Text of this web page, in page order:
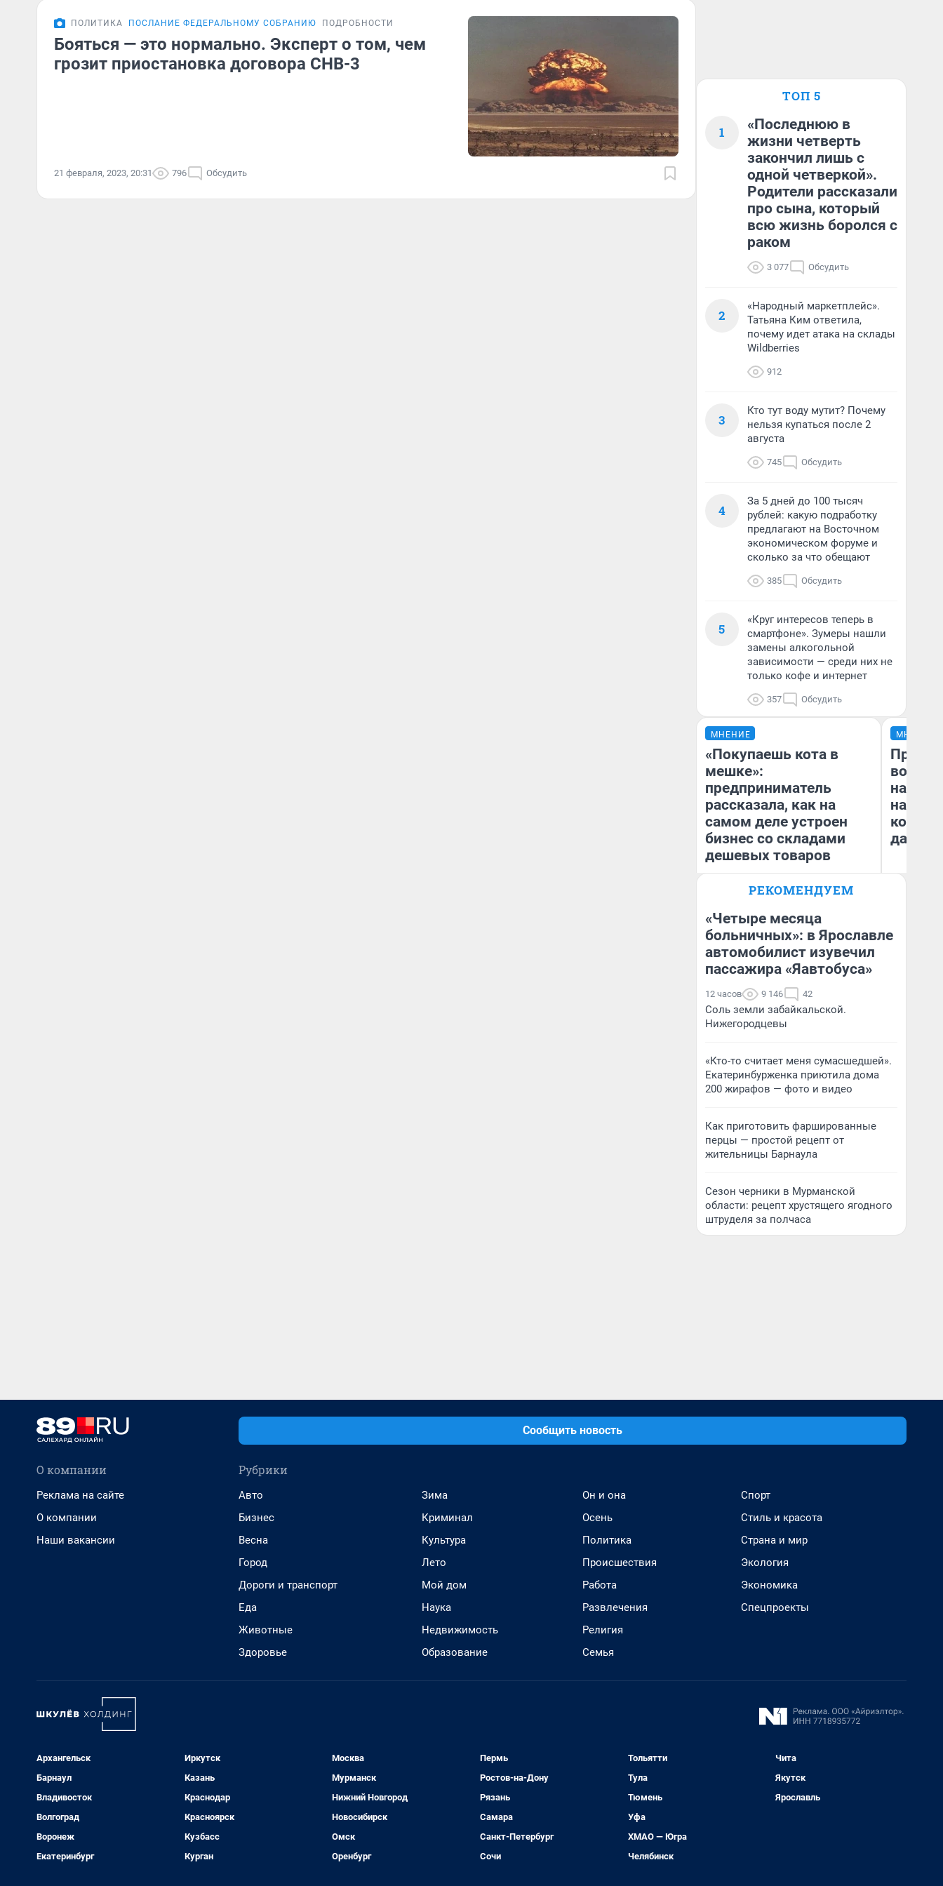
ПОЛИТИКА ПОСЛАНИЕ ФЕДЕРАЛЬНОМУ СОБРАНИЮ ПОДРОБНОСТИ
Бояться — это нормально. Эксперт о том, чем
грозит приостановка договора СНВ-3
21 февраля, 2023, 20:31 796 Обсудить
ТОП 5
1
«Последнюю в
жизни четверть
закончил лишь с
одной четверкой».
Родители рассказали
про сына, который
всю жизнь боролся с
раком
3 077 Обсудить
2
«Народный маркетплейс».
Татьяна Ким ответила,
почему идет атака на склады
Wildberries
912
3
Кто тут воду мутит? Почему
нельзя купаться после 2
августа
745 Обсудить
4
За 5 дней до 100 тысяч
рублей: какую подработку
предлагают на Восточном
экономическом форуме и
сколько за что обещают
385 Обсудить
5
«Круг интересов теперь в
смартфоне». Зумеры нашли
замены алкогольной
зависимости — среди них не
только кофе и интернет
357 Обсудить
МНЕНИЕ
«Покупаешь кота в
мешке»:
предприниматель
рассказала, как на
самом деле устроен
бизнес со складами
дешевых товаров
Наталья Шорохова
деньги соцразвития
МНЕНИЕ
нам
даже
РЕКОМЕНДУЕМ
«Четыре месяца
больничных»: в Ярославле
автомобилист изувечил
пассажира «Яавтобуса»
12 часов 9 146 42
Соль земли забайкальской.
Нижегородцевы
«Кто-то считает меня сумасшедшей».
Екатеринбурженка приютила дома
200 жирафов — фото и видео
Как приготовить фаршированные
перцы — простой рецепт от
жительницы Барнаула
Сезон черники в Мурманской
области: рецепт хрустящего ягодного
штруделя за полчаса
Сообщить новость
О компании
Реклама на сайте
О компании
Наши вакансии
Рубрики
Авто
Бизнес
Весна
Город
Дороги и транспорт
Еда
Животные
Здоровье
Зима
Криминал
Культура
Лето
Мой дом
Наука
Недвижимость
Образование
Он и она
Осень
Политика
Происшествия
Работа
Развлечения
Религия
Семья
Спорт
Стиль и красота
Страна и мир
Экология
Экономика
Спецпроекты
Архангельск
Барнаул
Владивосток
Волгоград
Воронеж
Екатеринбург
Иркутск
Казань
Краснодар
Красноярск
Кузбасс
Курган
Москва
Мурманск
Нижний Новгород
Новосибирск
Омск
Оренбург
Пермь
Ростов-на-Дону
Рязань
Самара
Санкт-Петербург
Сочи
Тольятти
Тула
Тюмень
Уфа
ХМАО — Югра
Челябинск
Чита
Якутск
Ярославль